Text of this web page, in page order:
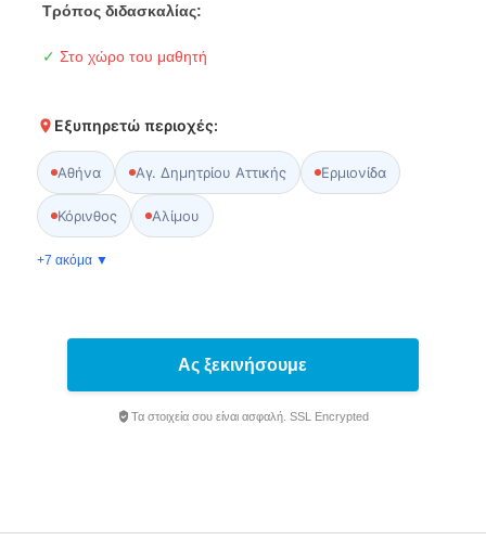
Τρόπος διδασκαλίας:
✓ Στο χώρο του μαθητή
Εξυπηρετώ περιοχές:
Αθήνα Αγ. Δημητρίου Αττικής Ερμιονίδα
Κόρινθος Αλίμου
+7 ακόμα ▼
Ας ξεκινήσουμε
Τα στοιχεία σου είναι ασφαλή. SSL Encrypted